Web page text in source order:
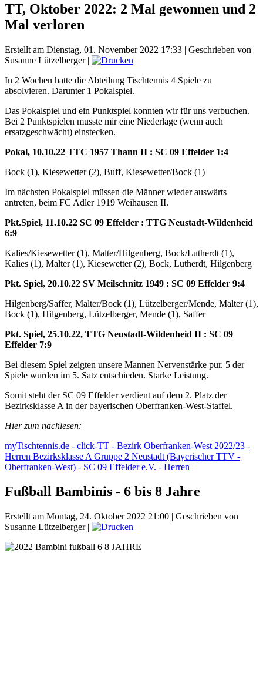
TT, Oktober 2022: 2 Mal gewonnen und 2
Mal verloren
Erstellt am Dienstag, 01. November 2022 17:33 | Geschrieben von
Susanne Lützelberger|
In 2 Wochen hatte die Abteilung Tischtennis 4 Spiele zu
absolvieren. Darunter 1 Pokalspiel.
Das Pokalspiel und ein Punktspiel konnten wir für uns verbuchen.
Bei 2 Punktspielen musste mir eine Niederlage (wenn auch
ersatzgeschwächt) einstecken.
Pokal, 10.10.22 TTC 1957 Thann II : SC 09 Effelder 1:4
Bock (1), Kiesewetter (2), Buff, Kiesewetter/Bock (1)
Im nächsten Pokalspiel müssen die Männer wieder auswärts
antreten, beim FC Adler 1919 Weihausen II.
Pkt.Spiel, 11.10.22 SC 09 Effelder : TTG Neustadt-Wildenheid
6:9
Kalies/Kiesewetter (1), Malter/Hilgenberg, Bock/Lutherdt (1),
Kalies (1), Malter (1), Kiesewetter (2), Bock, Lutherdt, Hilgenberg
Pkt. Spiel, 20.10.22 SV Meilschnitz 1949 : SC 09 Effelder 9:4
Hilgenberg/Saffer, Malter/Bock (1), Lützelberger/Mende, Malter (1),
Bock (1), Hilgenberg, Lützelberger, Mende (1), Saffer
Pkt. Spiel, 25.10.22, TTG Neustadt-Wildenheid II : SC 09
Effelder 7:9
Bei diesem Spiel zeigten unsere Mannen Nervenstärke pur. 5 der
Spiele wurden im 5. Satz entschieden. Starke Leistung.
Somit steht der SC 09 Effelder verdient auf dem 2. Platz der
Bezirksklasse A in der bayerischen Oberfranken-West-Staffel.
Hier zum nachlesen:
myTischtennis.de - click-TT - Bezirk Oberfranken-West 2022/23 -
Herren Bezirksklasse A Gruppe 2 Neustadt (Bayerischer TTV -
Oberfranken-West) - SC 09 Effelder e.V. - Herren
Fußball Bambinis - 6 bis 8 Jahre
Erstellt am Montag, 24. Oktober 2022 21:00 | Geschrieben von
Susanne Lützelberger|